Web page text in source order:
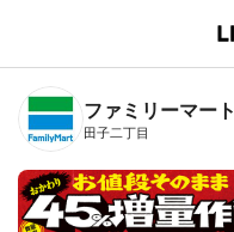
B
n
T
ファミリーマート
田子二丁目